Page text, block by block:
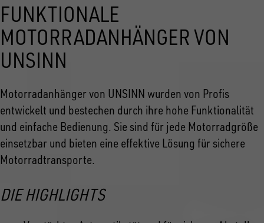
FUNKTIONALE
MOTORRADANHÄNGER VON
UNSINN
Motorradanhänger von UNSINN wurden von Profis
entwickelt und bestechen durch ihre hohe Funktionalität
und einfache Bedienung. Sie sind für jede Motorradgröße
einsetzbar und bieten eine effektive Lösung für sichere
Motorradtransporte.
DIE HIGHLIGHTS